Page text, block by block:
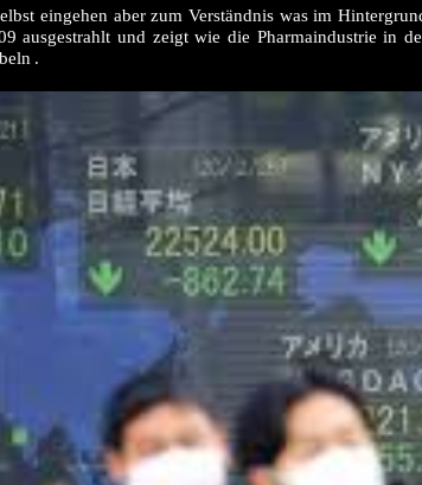
eingehen aber zum Verständnis was im
ausgestrahlt und zeigt wie die Pharmaindustrie in
.